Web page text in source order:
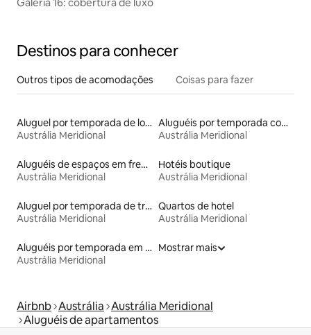
Destinos para conhecer
Outros tipos de acomodações Coisas para fazer
Aluguel por temporada de lofts
Austrália Meridional
Aluguéis por temporada com suítes privativas
Austrália Meridional
Aluguéis de espaços em frente à praia
Austrália Meridional
Hotéis boutique
Austrália Meridional
Aluguel por temporada de trailers
Austrália Meridional
Quartos de hotel
Austrália Meridional
Aluguéis por temporada em hotéis-fazenda
Austrália Meridional
Mostrar mais
Airbnb Austrália Austrália Meridional
Aluguéis de apartamentos